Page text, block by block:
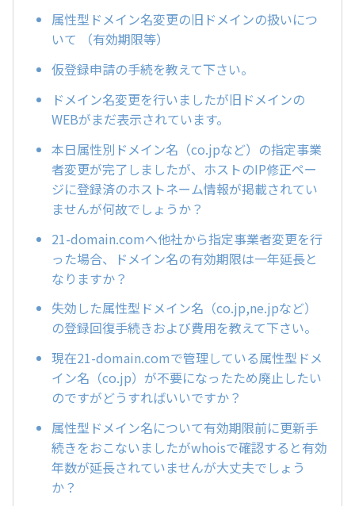
属性型ドメイン名変更の旧ドメインの扱いにつ
いて （有効期限等）
仮登録申請の手続を教えて下さい。
ドメイン名変更を行いましたが旧ドメインの
WEBがまだ表示されています。
本日属性別ドメイン名（co.jpなど）の指定事業
者変更が完了しましたが、ホストのIP修正ペー
ジに登録済のホストネーム情報が掲載されてい
ませんが何故でしょうか？
21-domain.comへ他社から指定事業者変更を行
った場合、ドメイン名の有効期限は一年延長と
なりますか？
失効した属性型ドメイン名（co.jp,ne.jpなど）
の登録回復手続きおよび費用を教えて下さい。
現在21-domain.comで管理している属性型ドメ
イン名（co.jp）が不要になったため廃止したい
のですがどうすればいいですか？
属性型ドメイン名について有効期限前に更新手
続きをおこないましたがwhoisで確認すると有効
年数が延長されていませんが大丈夫でしょう
か？